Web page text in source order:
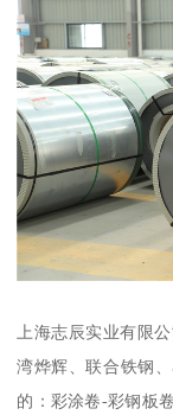
上海志辰实业有限
湾烨辉、联合铁钢
的：彩涂卷-彩钢板